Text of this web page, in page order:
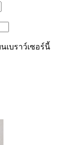
เบราว์เซอร์นี้